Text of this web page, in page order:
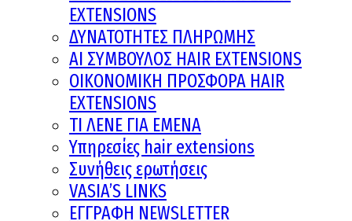
EXTENSIONS
ΔΥΝΑΤΟΤΗΤΕΣ ΠΛΗΡΩΜΗΣ
AI ΣΥΜΒΟΥΛΟΣ HAIR EXTENSIONS
ΟΙΚΟΝΟΜΙΚΗ ΠΡΟΣΦΟΡΑ HAIR
EXTENSIONS
ΤΙ ΛΕΝΕ ΓΙΑ ΕΜΕΝΑ
Υπηρεσίες hair extensions
Συνήθεις ερωτήσεις
VASIA’S LINKS
ΕΓΓΡΑΦΗ NEWSLETTER